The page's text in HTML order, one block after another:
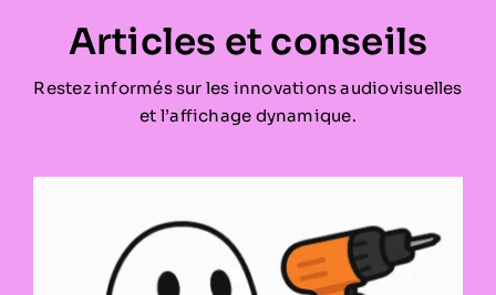
Articles et conseils
Restez informés sur les innovations audiovisuelles
et l’affichage dynamique.